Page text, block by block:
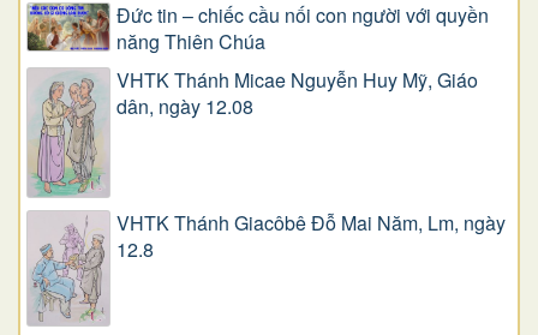
Đức tin – chiếc cầu nối con người với quyền
năng Thiên Chúa
VHTK Thánh Micae Nguyễn Huy Mỹ, Giáo
dân, ngày 12.08
VHTK Thánh Giacôbê Ðỗ Mai Năm, Lm, ngày
12.8